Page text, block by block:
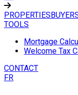
PROPERTIES
TOOLS
Mortgage
Welcome Tax
CONTACT
FR